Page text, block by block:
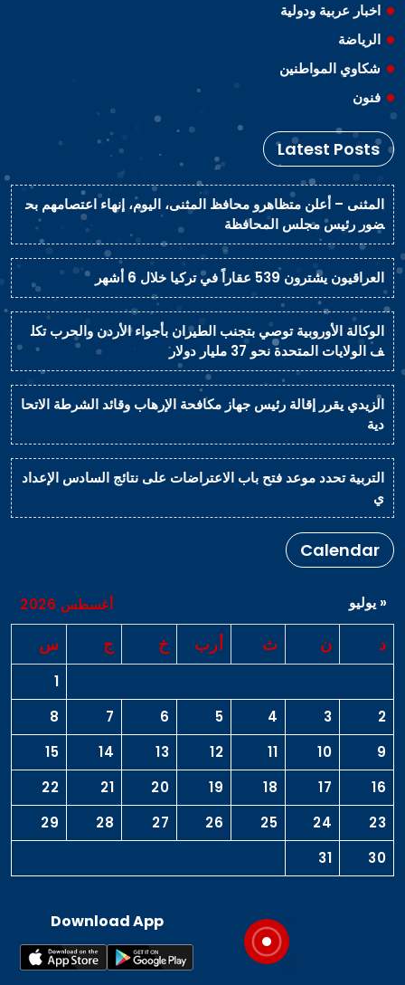
اخبار عربية ودولية
الرياضة
شكاوي المواطنين
فنون
Latest Posts
المثنى – أعلن متظاهرو محافظ المثنى، اليوم، إنهاء اعتصامهم بح
ضور رئيس مجلس المحافظة
العراقيون يشترون 539 عقاراً في تركيا خلال 6 أشهر
الوكالة الأوروبية توصي بتجنب الطيران بأجواء الأردن والحرب تكل
ف الولايات المتحدة نحو 37 مليار دولار
الزيدي يقرر إقالة رئيس جهاز مكافحة الإرهاب وقائد الشرطة الاتحا
دية
التربية تحدد موعد فتح باب الاعتراضات على نتائج السادس الإعداد
ي
Calendar
أغسطس 2026
د ن ث أرب خ ج س
1
2
3
4
5
6
7
8
9
10
11
12
13
14
15
16
17
18
19
20
21
22
23
24
25
26
27
28
29
30
31
« يوليو
Download App